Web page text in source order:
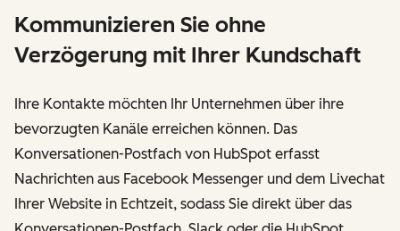
Kommunizieren Sie ohne
Verzögerung mit Ihrer Kundschaft
Ihre Kontakte möchten Ihr Unternehmen über ihre
bevorzugten Kanäle erreichen können. Das
Konversationen-Postfach von HubSpot erfasst
Nachrichten aus Facebook Messenger und dem Livechat
Ihrer Website in Echtzeit, sodass Sie direkt über das